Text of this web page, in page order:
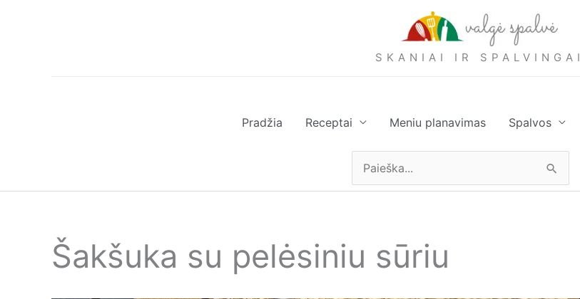
SKANIAI IR SPALVINGAI
Pradžia Receptai Meniu planavimas Spalvos
Ieškoti:
Šakšuka su pelėsiniu sūriu